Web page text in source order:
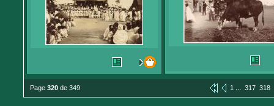
Page 320 de 349 1 ... 317 318